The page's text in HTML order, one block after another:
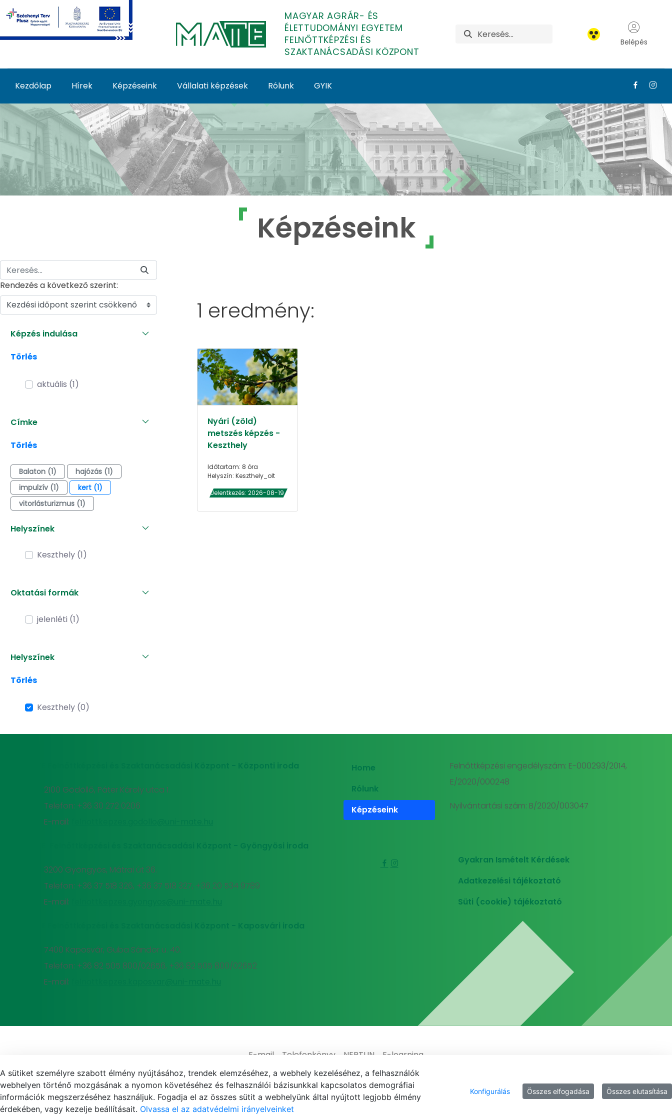
Ugrás a fő tartalomhoz
MAGYAR AGRÁR- ÉS
ÉLETTUDOMÁNYI EGYETEM
FELNŐTTKÉPZÉSI ÉS
SZAKTANÁCSADÁSI KÖZPONT
Belépés
Kezdőlap Hírek Képzéseink Vállalati képzések Rólunk GYIK
Képzéseink - MATE Felnőttképzés
Képzéseink
Rendezés a következő szerint:
Kezdési időpont szerint csökkenő
Képzés indulása
Törlés
aktuális (1)
Címke
Törlés
Balaton (1)
hajózás (1)
impulzív (1)
kert (1)
vitorlásturizmus (1)
Helyszínek
Keszthely (1)
Oktatási formák
jelenléti (1)
Helyszínek
Törlés
Keszthely (0)
1 eredmény:
Nyári (zöld)
metszés képzés -
Keszthely
Időtartam: 8 óra
Helyszín: Keszthely_olt
Jelentkezés: 2026-08-19
2100 Gödöllő, Páter Károly utca 1.
Telefon: +36 30 272 0206
E-mail:
MATE Felnőttképzési és Szaktanácsadási Központ - Gyöngyösi iroda
3200 Gyöngyös, Mátrai út 36.
Telefon: +36 37 518 326, +36 37 518 327, +36 20 534 9789
E-mail:
7400 Kaposvár, Guba Sándor u. 40.
Telefon: +36 82 505 800/02656, +36 82 505 800/02652
E-mail:
Home
Rólunk
Képzéseink
Felnőttképzési engedélyszám: E-000293/2014,
E/2020/000248
Nyilvántartási szám: B/2020/003047
Gyakran Ismételt Kérdések
Adatkezelési tájékoztató
Süti (cookie) tájékoztató
E-mail Telefonkönyv NEPTUN E-learning
A sütiket személyre szabott élmény nyújtásához, trendek elemzéséhez, a webhely kezeléséhez, a felhasználók
webhelyen történő mozgásának a nyomon követéséhez és felhasználói bázisunkkal kapcsolatos demográfiai
információk megszerzéséhez használjuk. Fogadja el az összes sütit a webhelyünk által nyújtott legjobb élmény
érdekében, vagy kezelje beállításait. Olvassa el az adatvédelmi irányelveinket
Konfigurálás Összes elfogadása Összes elutasítása